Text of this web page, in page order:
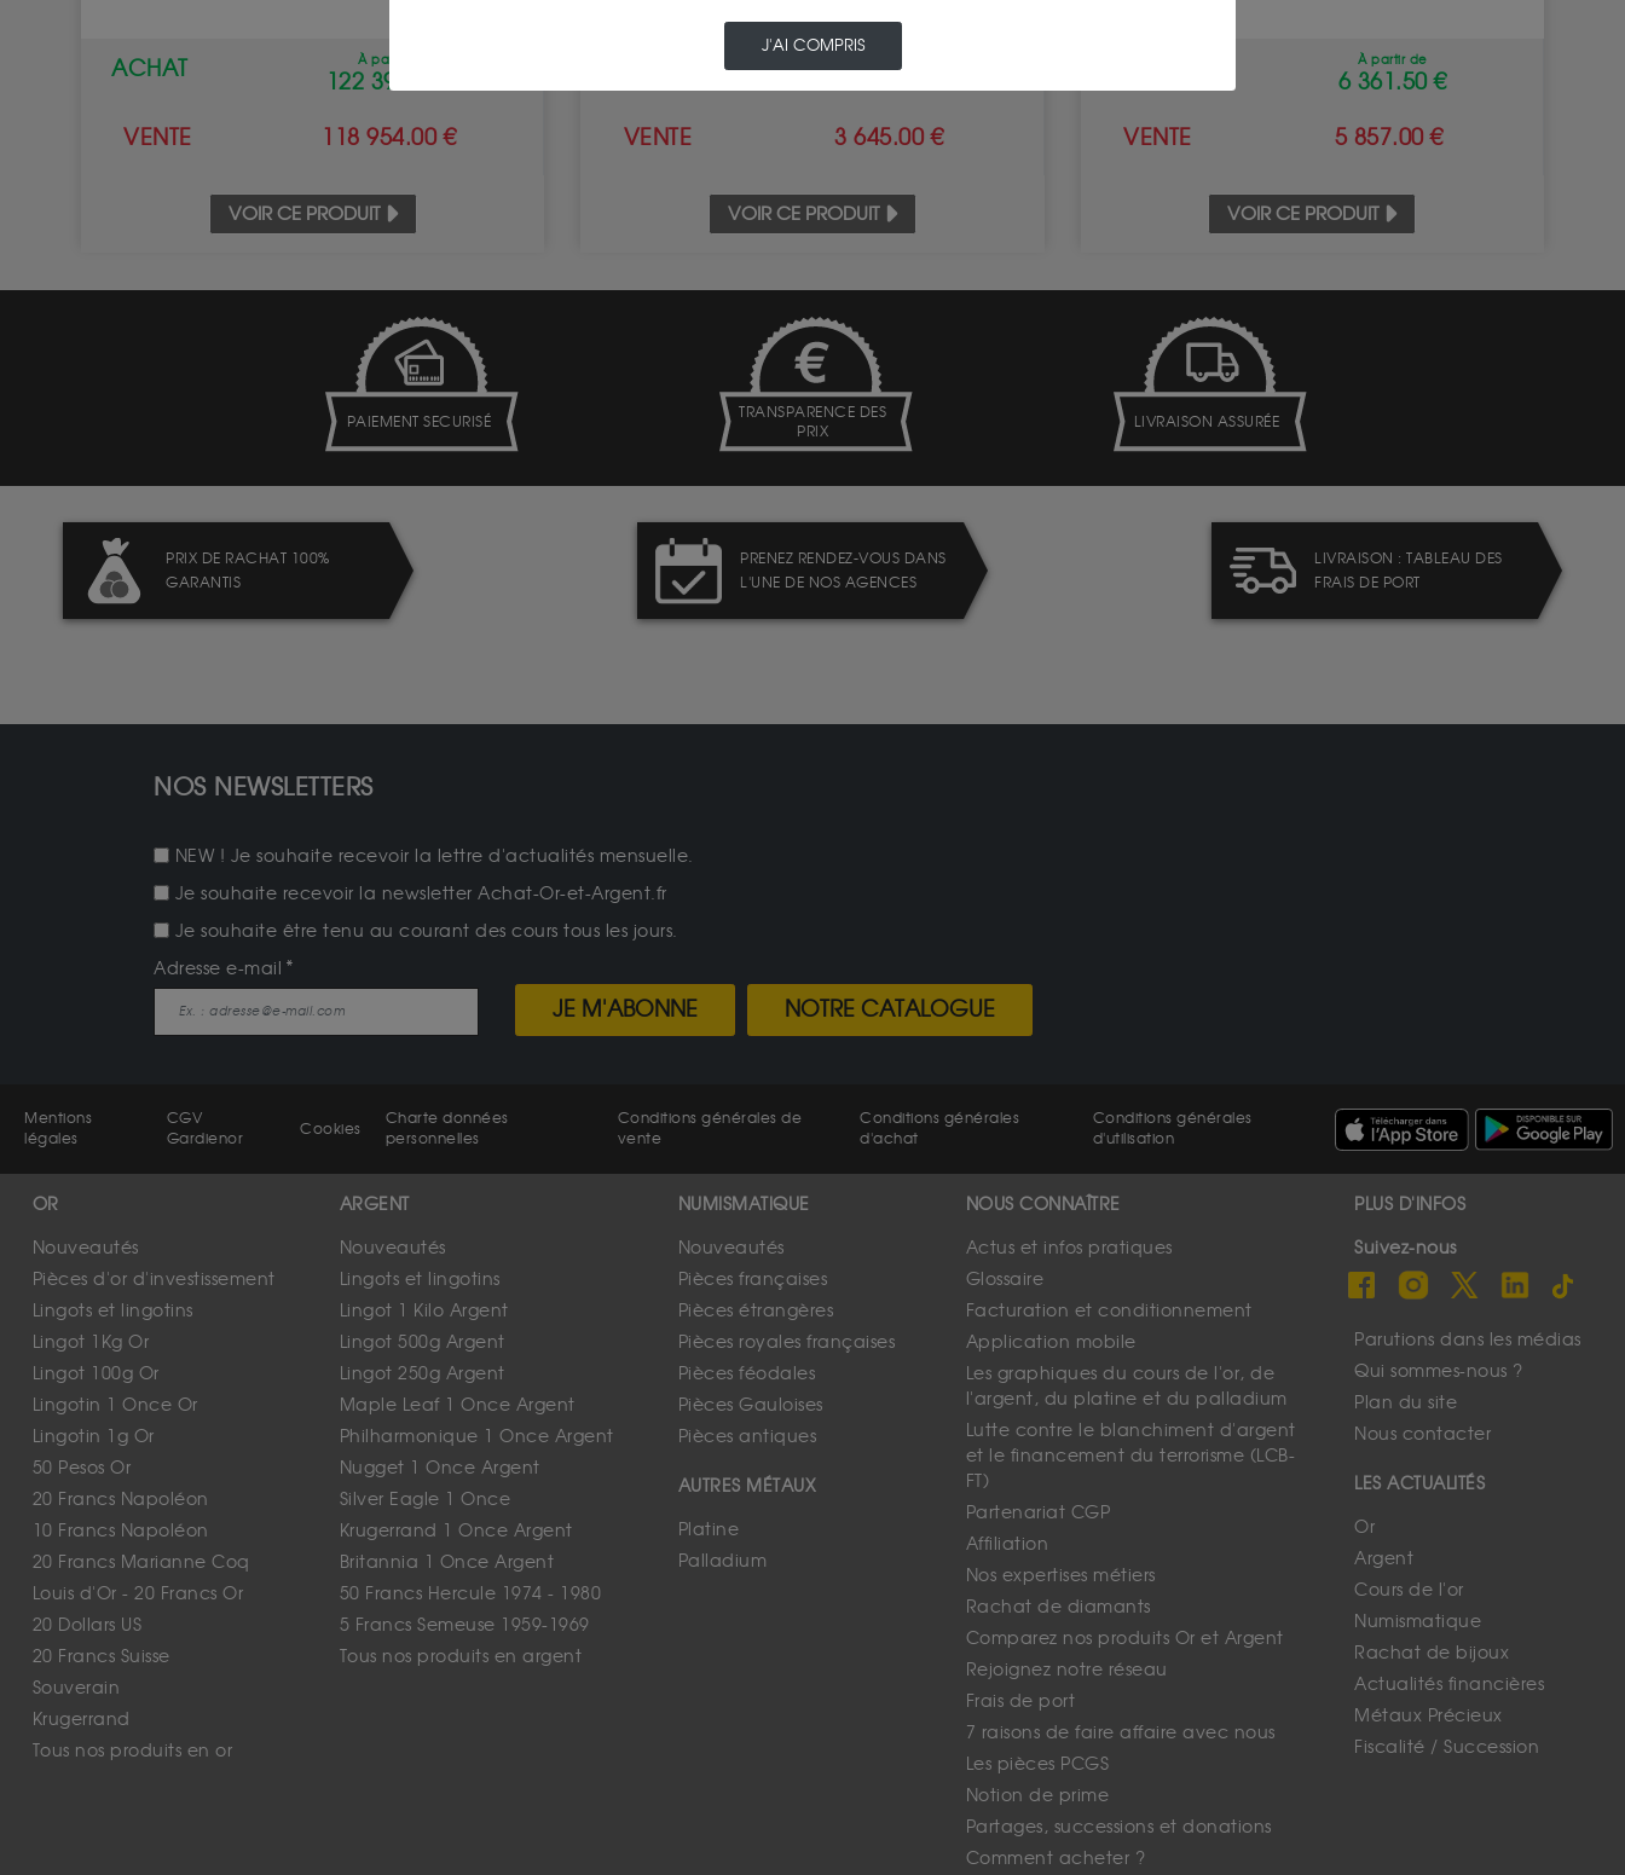
ACHAT À partir de
122 393.00 €
VENTE 118 954.00 €
VOIR CE PRODUIT
VENTE 3 645.00 €
VOIR CE PRODUIT
À partir de
6 361.50 €
VENTE 5 857.00 €
VOIR CE PRODUIT
PAIEMENT SECURISÉ
TRANSPARENCE DES
PRIX
LIVRAISON ASSURÉE
PRIX DE RACHAT 100%
GARANTIS
PRENEZ RENDEZ-VOUS DANS
L'UNE DE NOS AGENCES
LIVRAISON : TABLEAU DES
FRAIS DE PORT
NOS NEWSLETTERS
NEW ! Je souhaite recevoir la lettre d'actualités mensuelle.
Je souhaite recevoir la newsletter Achat-Or-et-Argent.fr
Je souhaite être tenu au courant des cours tous les jours.
Adresse e-mail
JE M'ABONNE NOTRE CATALOGUE
Mentions
légales
CGV
Gardienor
Cookies
Charte données
personnelles
Conditions générales de
vente
Conditions générales
d'achat
Conditions générales
d'utilisation
OR
Nouveautés
Pièces d'or d'investissement
Lingots et lingotins
Lingot 1Kg Or
Lingot 100g Or
Lingotin 1 Once Or
Lingotin 1g Or
50 Pesos Or
20 Francs Napoléon
10 Francs Napoléon
20 Francs Marianne Coq
Louis d'Or - 20 Francs Or
20 Dollars US
20 Francs Suisse
Souverain
Krugerrand
Tous nos produits en or
ARGENT
Nouveautés
Lingots et lingotins
Lingot 1 Kilo Argent
Lingot 500g Argent
Lingot 250g Argent
Maple Leaf 1 Once Argent
Philharmonique 1 Once Argent
Nugget 1 Once Argent
Silver Eagle 1 Once
Krugerrand 1 Once Argent
Britannia 1 Once Argent
50 Francs Hercule 1974 - 1980
5 Francs Semeuse 1959-1969
Tous nos produits en argent
NUMISMATIQUE
Nouveautés
Pièces françaises
Pièces étrangères
Pièces royales françaises
Pièces féodales
Pièces Gauloises
Pièces antiques
AUTRES MÉTAUX
Platine
Palladium
NOUS CONNAÎTRE
Actus et infos pratiques
Glossaire
Facturation et conditionnement
Application mobile
Les graphiques du cours de l'or, de
l'argent, du platine et du palladium
Lutte contre le blanchiment d'argent
et le financement du terrorisme (LCB-
FT)
Partenariat CGP
Affiliation
Nos expertises métiers
Rachat de diamants
Comparez nos produits Or et Argent
Rejoignez notre réseau
Frais de port
7 raisons de faire affaire avec nous
Les pièces PCGS
Notion de prime
Partages, successions et donations
Comment acheter ?
PLUS D'INFOS
Suivez-nous
Parutions dans les médias
Qui sommes-nous ?
Plan du site
Nous contacter
LES ACTUALITÉS
Or
Argent
Cours de l'or
Numismatique
Rachat de bijoux
Actualités financières
Métaux Précieux
Fiscalité / Succession
J'AI COMPRIS